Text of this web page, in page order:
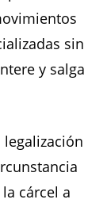
sin
y salga
cárcel a